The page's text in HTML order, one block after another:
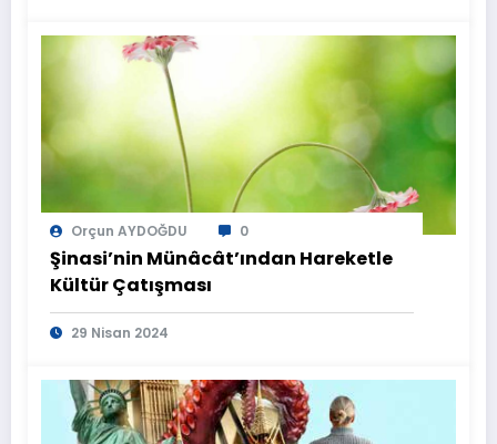
Orçun AYDOĞDU 0
Şinasi’nin Münâcât’ından Hareketle
Kültür Çatışması
29 Nisan 2024